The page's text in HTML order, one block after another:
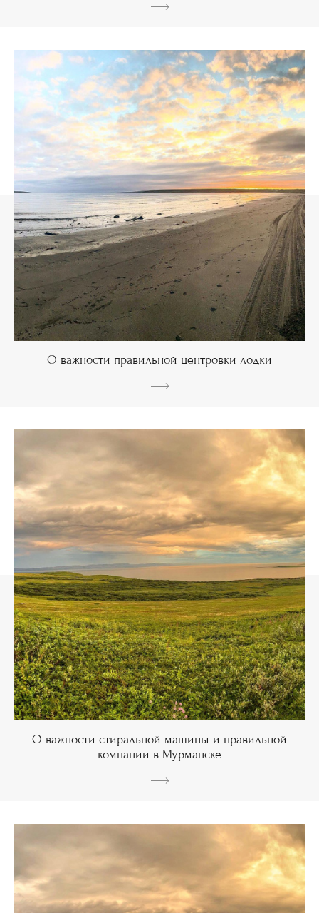
О важности правильной центровки лодки
О важности стиральной машины и правильной
компании в Мурманске